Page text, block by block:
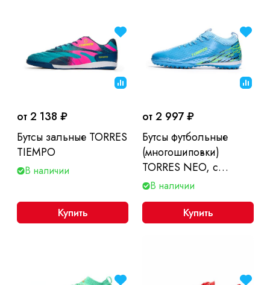
от 2 138 ₽
Бутсы зальные TORRES
TIEMPO
В наличии
Купить
от 2 997 ₽
Бутсы футбольные
(многошиповки)
TORRES NEO, с
носком
В наличии
Купить